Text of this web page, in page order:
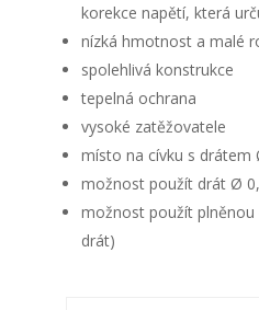
korekce napětí, která
nízká hmotnost a malé
spolehlivá konstrukce
tepelná ochrana
vysoké zatěžovatele
místo na cívku s drátem
možnost použít drát Ø
možnost použít
drát)